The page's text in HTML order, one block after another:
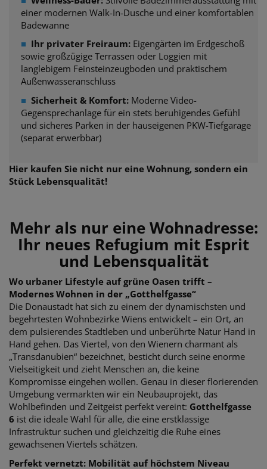
einer modernen Walk-In-Dusche und einer komfortablen
Badewanne
■ Ihr privater Freiraum: Eigengärten im Erdgeschoß
sowie großzügige Terrassen oder Loggien mit
langlebigem Feinsteinzeugboden und praktischem
Außenwasseranschluss
■ Sicherheit & Komfort: Moderne Video-
Gegensprechanlage für ein stets beruhigendes Gefühl
und sicheres Parken in der hauseigenen PKW-Tiefgarage
(separat erwerbbar)
Hier kaufen Sie nicht nur eine Wohnung, sondern ein
Stück Lebensqualität!
Mehr als nur eine Wohnadresse:
Ihr neues Refugium mit Esprit
und Lebensqualität
Wo urbaner Lifestyle auf grüne Oasen trifft –
Modernes Wohnen in der „Gotthelfgasse“
Die Donaustadt hat sich zu einem der dynamischsten und
begehrtesten Wohnbezirke Wiens entwickelt – ein Ort, an
dem pulsierendes Stadtleben und unberührte Natur Hand in
Hand gehen. Das Viertel, von den Wienern charmant als
„Transdanubien“ bezeichnet, besticht durch seine enorme
Vielseitigkeit und zieht Menschen an, die keine
Kompromisse eingehen wollen. Genau in dieser florierenden
Umgebung vermarkten wir ein Neubauprojekt, das
Wohlbefinden und Zeitgeist perfekt vereint: Gotthelfgasse
6 ist die ideale Wahl für alle, die eine erstklassige
Infrastruktur suchen und gleichzeitig die Ruhe eines
gewachsenen Viertels schätzen.
Perfekt vernetzt: Mobilität auf höchstem Niveau